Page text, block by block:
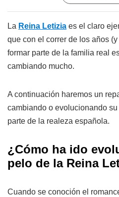
La Reina Letizia es el claro
que con el correr de los años
formar parte de la familia real
cambiando mucho.
A continuación haremos un
cambiando o evolucionando su
parte de la realeza española.
¿Cómo ha ido
pelo de la Reina
Cuando se conoción el